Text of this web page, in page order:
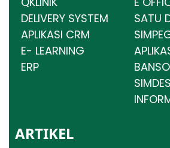
DELIVERY SYSTEM
APLIKASI CRM
E- LEARNING
ERP
SATU
ARTIKEL